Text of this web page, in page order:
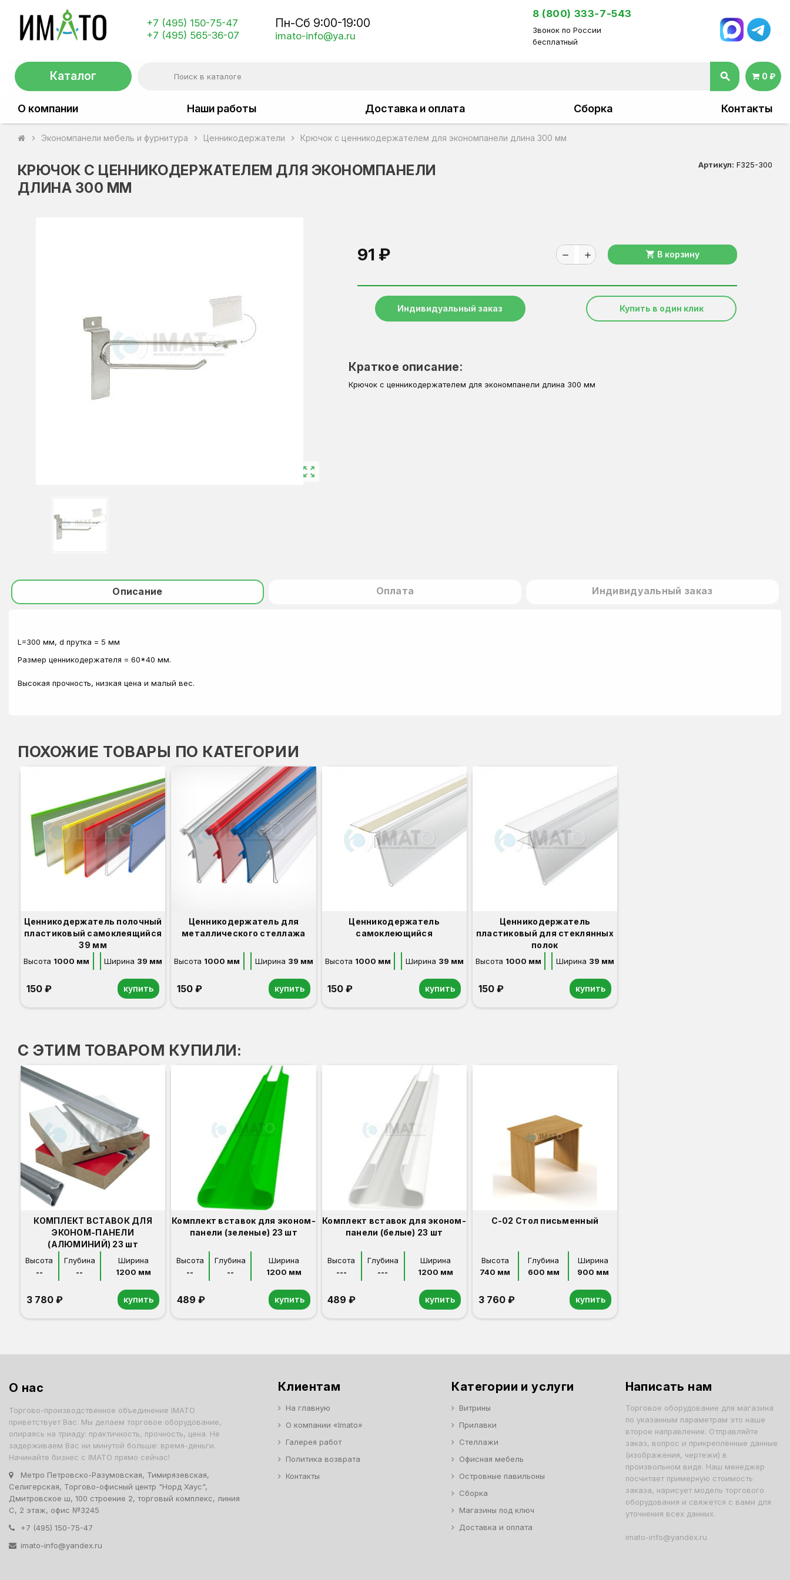
+7 (495) 150-75-47
+7 (495) 565-36-07
Пн-Сб 9:00-19:00
imato-info@ya.ru
8 (800) 333-7-543
Звонок по России
бесплатный
Каталог search 0 ₽
О компании Наши работы Доставка и оплата Сборка Контакты
chevron_right Экономпанели мебель и фурнитура chevron_right Ценникодержатели chevron_right Крючок с ценникодержателем для экономпанели длина 300 мм
КРЮЧОК С ЦЕННИКОДЕРЖАТЕЛЕМ ДЛЯ ЭКОНОМПАНЕЛИ
ДЛИНА 300 ММ
Артикул: F325-300
zoom_out_map
91 ₽ remove add shopping_cart В корзину
Индивидуальный заказ Купить в один клик
Краткое описание:
Крючок с ценникодержателем для экономпанели длина 300 мм
Описание Оплата Индивидуальный заказ
L=300 мм, d прутка = 5 мм
Размер ценникодержателя = 60*40 мм.
Высокая прочность, низкая цена и малый вес.
ПОХОЖИЕ ТОВАРЫ ПО КАТЕГОРИИ
Ценникодержатель полочный
пластиковый самоклеящийся
39 мм
Высота 1000 мм Ширина 39 мм
150 ₽ купить
Ценникодержатель для
металлического стеллажа
Высота 1000 мм Ширина 39 мм
150 ₽ купить
Ценникодержатель
самоклеющийся
Высота 1000 мм Ширина 39 мм
150 ₽ купить
Ценникодержатель
пластиковый для стеклянных
полок
Высота 1000 мм Ширина 39 мм
150 ₽ купить
С ЭТИМ ТОВАРОМ КУПИЛИ:
КОМПЛЕКТ ВСТАВОК ДЛЯ
ЭКОНОМ-ПАНЕЛИ
(АЛЮМИНИЙ) 23 шт
Высота
--
Глубина
--
Ширина
1200 мм
3 780 ₽ купить
Комплект вставок для эконом-
панели (зеленые) 23 шт
Высота
--
Глубина
--
Ширина
1200 мм
489 ₽ купить
Комплект вставок для эконом-
панели (белые) 23 шт
Высота
---
Глубина
---
Ширина
1200 мм
489 ₽ купить
С-02 Стол письменный
Высота
740 мм
Глубина
600 мм
Ширина
900 мм
3 760 ₽ купить
О нас
Торгово-производственное объединение IMATO
приветствует Вас. Мы делаем торговое оборудование,
опираясь на триаду: практичность, прочность, цена. Не
задерживаем Вас ни минутой больше: время-деньги.
Начинайте бизнес с IMATO прямо сейчас!
Метро Петровско-Разумовская, Тимирязевская,
Селигерская, Торгово-офисный центр "Норд Хаус",
Дмитровское ш, 100 строение 2, торговый комплекс, линия
С, 2 этаж, офис №3245
+7 (495) 150-75-47
imato-info@yandex.ru
Клиентам
На главную
О компании «Imato»
Галерея работ
Политика возврата
Контакты
Категории и услуги
Витрины
Прилавки
Стеллажи
Офисная мебель
Островные павильоны
Сборка
Магазины под ключ
Доставка и оплата
Написать нам
Торговое оборудование для магазина
по указанным параметрам это наше
второе направление. Отправляйте
заказ, вопрос и прикреплённые данные
(изображения, чертежи) в
произвольном виде. Наш менеджер
посчитает примерную стоимость
заказа, нарисует модель торгового
оборудования и свяжется с вами для
уточнения всех данных.
imato-info@yandex.ru